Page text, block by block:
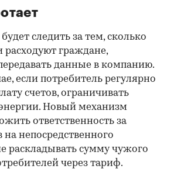
следить за тем, сколько
расходуют граждане,
данные в компанию.
если потребитель регулярно
счетов, ограничивать
Новый механизм
ответственность за
на непосредственного
раскладывать сумму чужого
через тариф.